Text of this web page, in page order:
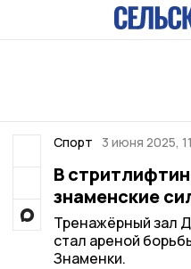
Спорт 3 июня 2025,
В
знаменские
Тренажёрный зал
стал ареной
Знаменки.